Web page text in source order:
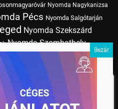
Nyomda Nagykanizsa
Pécs Nyomda Salgótarján
Nyomda Szekszárd
Nyomda Szombathely
Nyomda Tatabánya Nyomda Vác
Érd nyomtatás
Budapesten